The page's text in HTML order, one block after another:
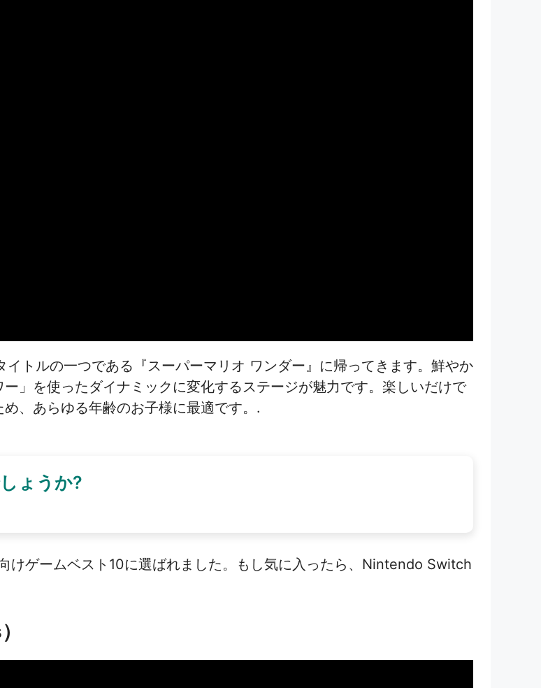
トルの一つである『スーパーマリオ ワンダー』に帰ってきます。鮮やか
」を使ったダイナミックに変化するステージが魅力です。楽しいだけで
、あらゆる年齢のお子様に最適です。.
ょうか?
けゲームベスト10に選ばれました。もし気に入ったら、Nintendo Switch